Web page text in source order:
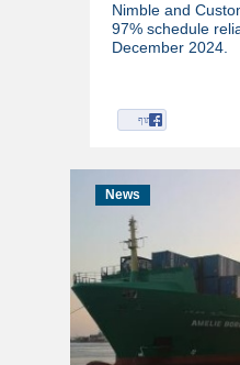
Nimble and
97% schedule
December 2024.
שיתוף
News